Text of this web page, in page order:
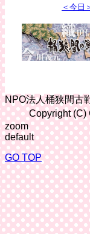
＜今日
NPO法人桶狭間
Copyright (C)
zoom
default
GO TOP